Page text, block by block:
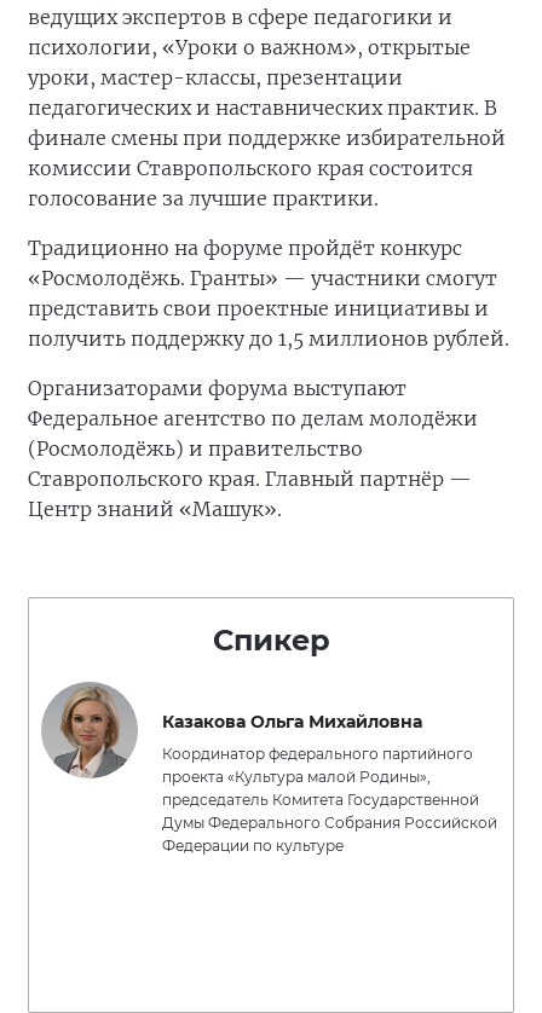
ведущих экспертов в сфере педагогики и
психологии, «Уроки о важном», открытые
уроки, мастер-классы, презентации
педагогических и наставнических практик. В
финале смены при поддержке избирательной
комиссии Ставропольского края состоится
голосование за лучшие практики.
Традиционно на форуме пройдёт конкурс
«Росмолодёжь. Гранты» — участники смогут
представить свои проектные инициативы и
получить поддержку до 1,5 миллионов рублей.
Организаторами форума выступают
Федеральное агентство по делам молодёжи
(Росмолодёжь) и правительство
Ставропольского края. Главный партнёр —
Центр знаний «Машук».
Спикер
Казакова Ольга Михайловна
Координатор федерального партийного
проекта «Культура малой Родины»,
председатель Комитета Государственной
Думы Федерального Собрания Российской
Федерации по культуре